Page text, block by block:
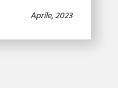
Aprile, 2023